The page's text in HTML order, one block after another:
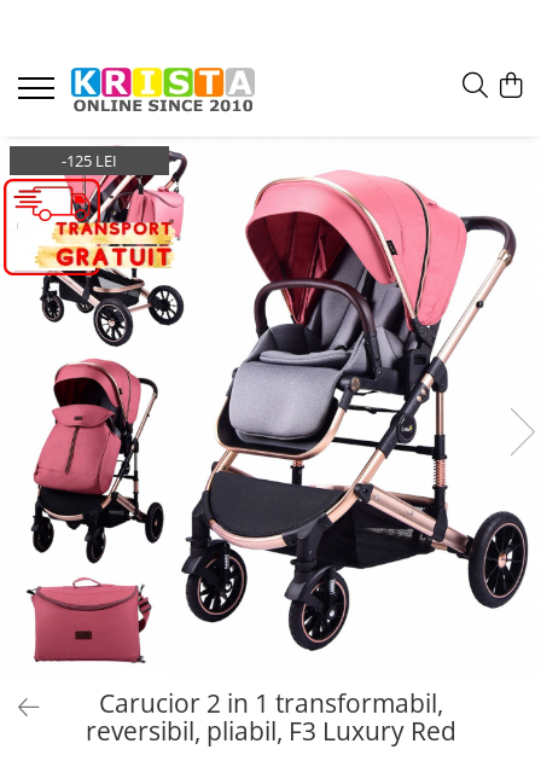
-125 LEI
Carucior 2 in 1 transformabil,
reversibil, pliabil, F3 Luxury Red